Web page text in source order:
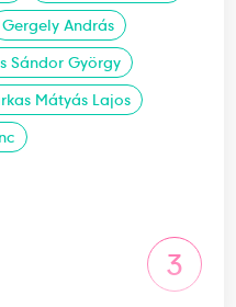
Gergely András
Sándor György
Mátyás Lajos
3